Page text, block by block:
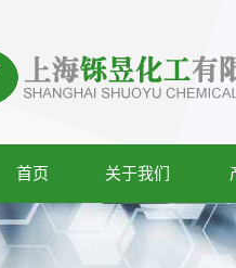
首页 关于我们